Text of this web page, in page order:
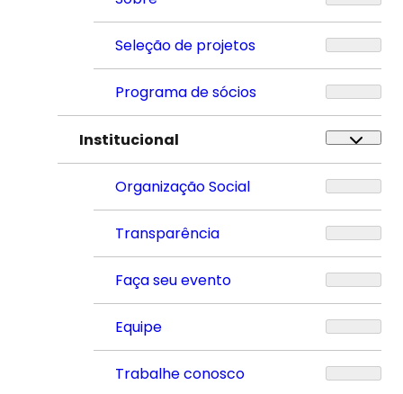
Seleção de projetos
Programa de sócios
Institucional
Organização Social
Transparência
Faça seu evento
Equipe
Trabalhe conosco